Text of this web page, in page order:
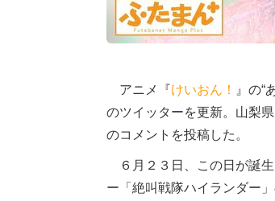
アニメ『けいおん！ 』の“
のツイッターを更新。山梨
のコメントを投稿した。
６月２３日、この日が誕
ー「絶叫戦隊ハイランダー